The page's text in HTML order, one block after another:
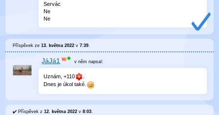
Servác
Ne
Ne
Příspěvek ze13. května 2022 v7:39
JáJá1 v něm napsal:
Uznám, +110
Dnes je úkol také.
Příspěvek z12. května 2022 v8:03.